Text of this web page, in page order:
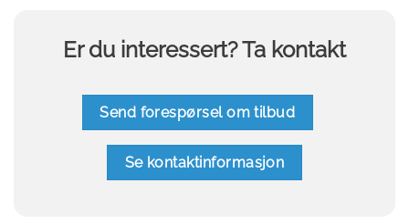
Er du interessert? Ta kontakt
Send forespørsel om tilbud
Se kontaktinformasjon